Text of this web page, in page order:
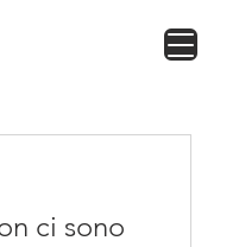
ci sono